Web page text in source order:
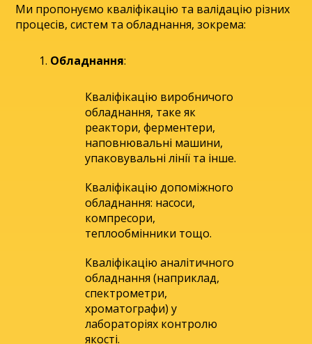
Ми пропонуємо кваліфікацію та валідацію різних
процесів, систем та обладнання, зокрема:
Обладнання:
Кваліфікацію виробничого
обладнання, таке як
реактори, ферментери,
наповнювальні машини,
упаковувальні лінії та інше.
Кваліфікацію допоміжного
обладнання: насоси,
компресори,
теплообмінники тощо.
Кваліфікацію аналітичного
обладнання (наприклад,
спектрометри,
хроматографи) у
лабораторіях контролю
якості.